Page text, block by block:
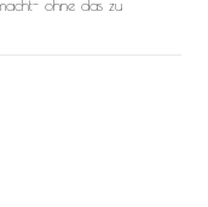
ohne das zu